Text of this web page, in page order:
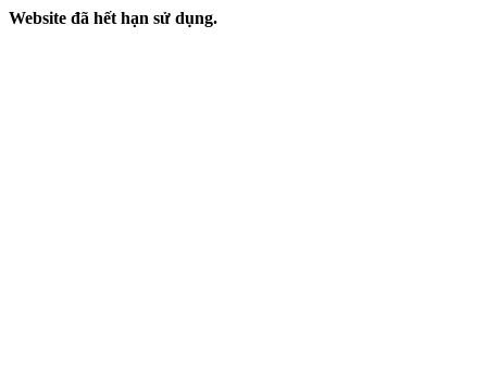
Website đã hết hạn sử dụng.